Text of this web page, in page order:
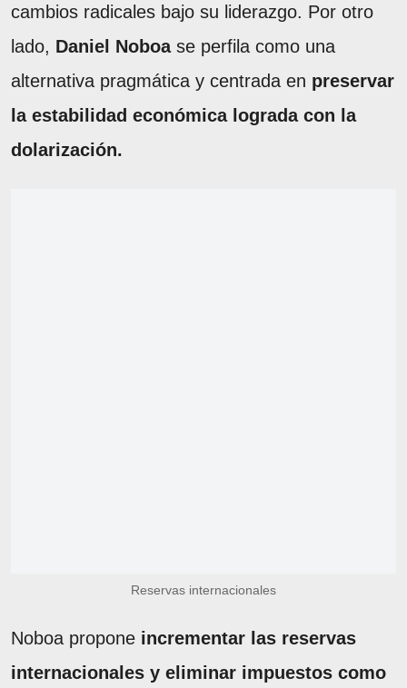
cambios radicales bajo su liderazgo. Por otro
lado, Daniel Noboase perfila como una
alternativa pragmática y centrada en preservar
la estabilidad económica lograda con la
dolarización.
Reservas internacionales
Noboa propone incrementar las reservas
internacionales y eliminar impuestos como